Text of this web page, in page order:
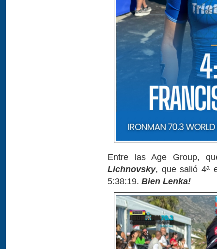
Entre las Age Group,
Lichnovsky, que salió 4ª
5:38:19. Bien Lenka!